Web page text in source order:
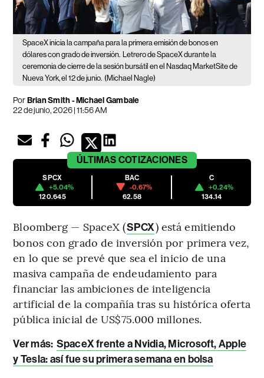
SpaceX inicia la campaña para la primera emisión de bonos en
dólares con grado de inversión.
Letrero de SpaceX durante la
ceremonia de cierre de la sesión bursátil en el Nasdaq MarketSite de
Nueva York, el 12 de junio. (Michael Nagle)
PorBrian Smith - Michael Gambale
22 de junio, 2026 | 11:56 AM
ÚLTIMAS COTIZACIONES
SPCX
+5.04%
120.645
BAC
-0.67%
62.58
C
+0.24%
134.14
Bloomberg — SpaceX (SPCX) está emitiendo
bonos con grado de inversión por primera vez,
en lo que se prevé que sea el inicio de una
masiva campaña de endeudamiento para
financiar las ambiciones de inteligencia
artificial de la compañía tras su histórica oferta
pública inicial de US$75.000 millones.
Ver más: SpaceX frente a Nvidia, Microsoft, Apple
y Tesla: así fue su primera semana en bolsa